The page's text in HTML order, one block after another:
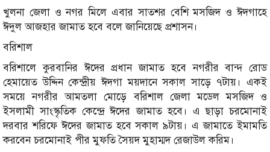
খুলনা জেলা ও নগর মিলে এবার সাতশর বেশি মসজিদ ও ঈদগাহে
ঈদুল আজহার জামাত হবে বলে জানিয়েছে প্রশাসন।
বরিশাল
বরিশালে কুরবানির ঈদের প্রধান জামাত হবে নগরীর বান্দ রোড
হেমায়েত উদ্দিন কেন্দ্রীয় ঈদগা ময়দানে সকাল সাড়ে ৭টায়। একই
সময়ে নগরীর আমতলা মোড়ে বরিশাল জেলা মডেল মসজিদ ও
ইসলামী সাংস্কৃতিক কেন্দ্রে ঈদের জামাত হবে। এ ছাড়া চরমোনাই
দরবার শরিফে ঈদের জামাত হবে সকাল ৯টায়। এ জামাতে ইমামতি
করবেন চরমোনাই পীর মুফতি সৈয়দ মুহাম্মদ রেজাউল করিম।